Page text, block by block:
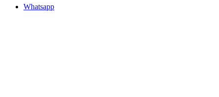
Whatsapp